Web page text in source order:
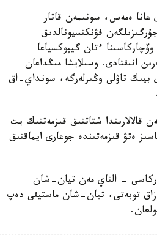
عانا ەمەس، سونىمەن قاتار
فۋنكتسيونالدىق
ءتان گيپوكسياعا
انىقتادى. وسىلايشا مىڭداعان
بيىك تاۋلى وڭىرلەرگە، سونداي-اق
شتاتتىق قىزمەتتىك يت
ەتۋ قىزمەتىندە جوعارى ايماقتىق
- التاي مەن تيان-شان
قازاق توبەتى، تيان-شان ماستيفى دەپ